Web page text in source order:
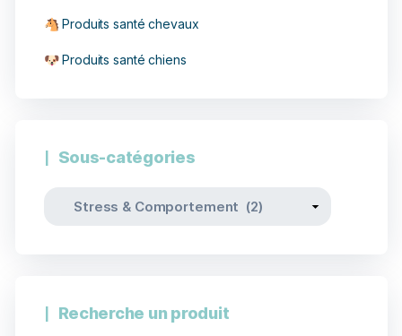
🐴 Produits santé chevaux
🐶 Produits santé chiens
Sous-catégories
Recherche un produit